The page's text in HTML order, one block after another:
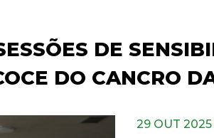
DE
DO CANCRO
29 OUT 2025